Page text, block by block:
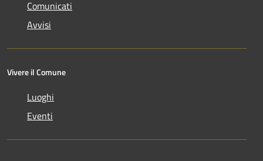
Comunicati
Avvisi
Vivere il Comune
Luoghi
Eventi